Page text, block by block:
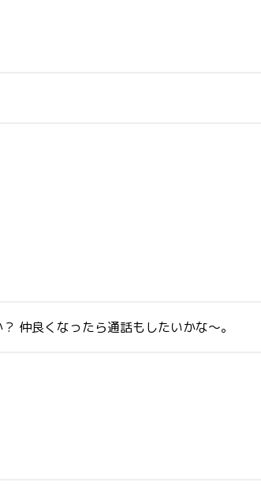
仲良くなったら通話もしたいかな～。